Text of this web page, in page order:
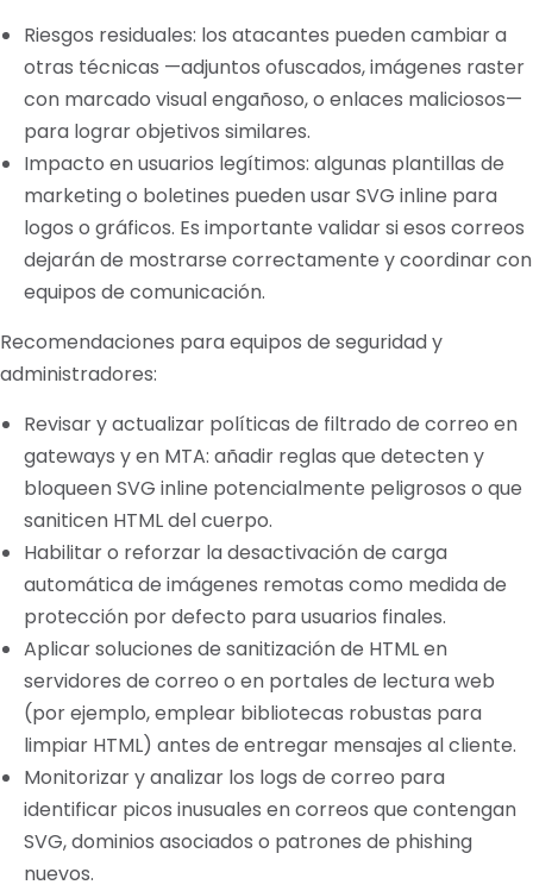
Riesgos residuales: los atacantes pueden cambiar a
otras técnicas —adjuntos ofuscados, imágenes raster
con marcado visual engañoso, o enlaces maliciosos—
para lograr objetivos similares.
Impacto en usuarios legítimos: algunas plantillas de
marketing o boletines pueden usar SVG inline para
logos o gráficos. Es importante validar si esos correos
dejarán de mostrarse correctamente y coordinar con
equipos de comunicación.
Recomendaciones para equipos de seguridad y
administradores:
Revisar y actualizar políticas de filtrado de correo en
gateways y en MTA: añadir reglas que detecten y
bloqueen SVG inline potencialmente peligrosos o que
saniticen HTML del cuerpo.
Habilitar o reforzar la desactivación de carga
automática de imágenes remotas como medida de
protección por defecto para usuarios finales.
Aplicar soluciones de sanitización de HTML en
servidores de correo o en portales de lectura web
(por ejemplo, emplear bibliotecas robustas para
limpiar HTML) antes de entregar mensajes al cliente.
Monitorizar y analizar los logs de correo para
identificar picos inusuales en correos que contengan
SVG, dominios asociados o patrones de phishing
nuevos.